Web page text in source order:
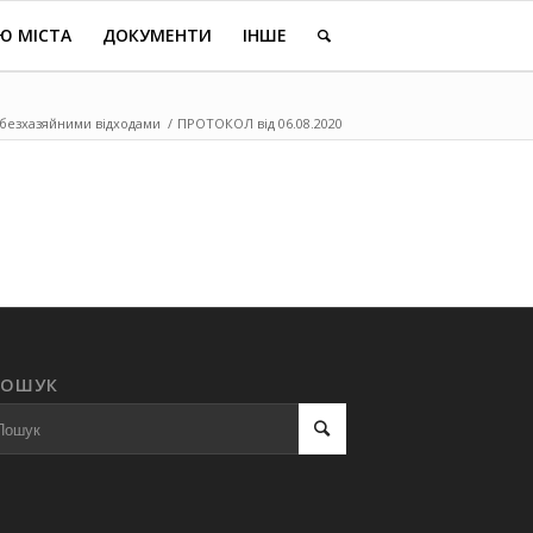
МІСТА ДОКУМЕНТИ ІНШЕ
відходами / ПРОТОКОЛ від 06.08.2020